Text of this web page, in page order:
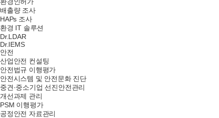
배출량 조사
HAPs 조사
환경 IT 솔루션
Dr.LDAR
Dr.IEMS
안전
산업안전 컨설팅
안전법규 이행평가
안전시스템 및 안전문화 진단
중견·중소기업 선진안전관리
개선과제 관리
PSM 이행평가
공정안전 자료관리